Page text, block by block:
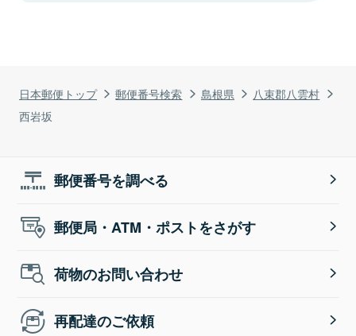
日本郵便トップ 郵便番号検索 島根県
八束郡八雲村
西岩坂
郵便番号を調べる
郵便局・ATM・ポストをさがす
荷物のお問い合わせ
再配達のご依頼